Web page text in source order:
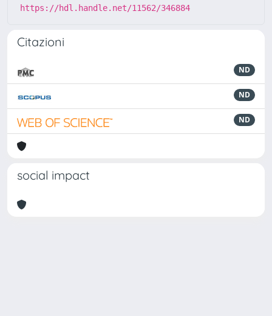
https://hdl.handle.net/11562/346884
Citazioni
ND
ND
ND
social impact